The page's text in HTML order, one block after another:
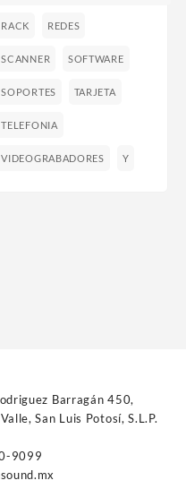
RACK REDES
SCANNER SOFTWARE
SOPORTES TARJETA
TELEFONIA
VIDEOGRABADORES Y
Barragán 450,
San Luis Potosí, S.L.P.
9099